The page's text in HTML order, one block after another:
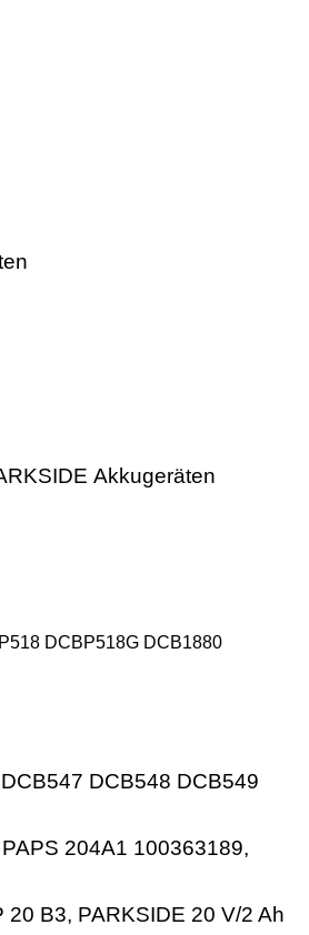
Akkugeräten
DCBP518G DCB1880
DCB548 DCB549
204A1 100363189,
B3, PARKSIDE 20 V/2 Ah